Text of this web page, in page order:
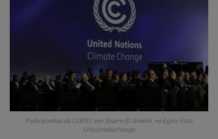
Participantes da COP27, em Sharm El-Sheikh, no Egito. Foto:
UNclimatechange